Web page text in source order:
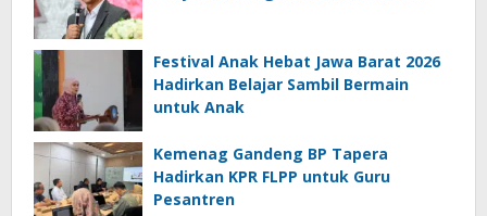
Festival Anak Hebat Jawa Barat 2026
Hadirkan Belajar Sambil Bermain
untuk Anak
Kemenag Gandeng BP Tapera
Hadirkan KPR FLPP untuk Guru
Pesantren